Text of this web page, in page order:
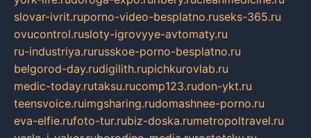
slovar-ivrit.ruporno-video-besplatno.ruseks-365.ru
ovucontrol.rusloty-igrovyye-avtomaty.ru
ru-industriya.rurusskoe-porno-besplatno.ru
belgorod-day.rudigilith.rupichkurovlab.ru
medic-today.rutaksu.rucomp123.rudon-ykt.ru
teensvoice.ruimgsharing.rudomashnee-porno.ru
eva-elfie.rufoto-tur.rubiz-doska.rumetropoltravel.ru